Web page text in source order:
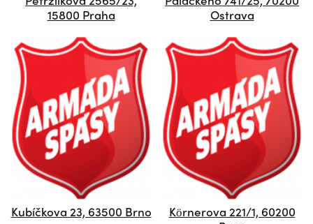
15800 Praha
Ostrava
Kubíčkova 23, 63500 Brno
Körnerova 221/1, 60200